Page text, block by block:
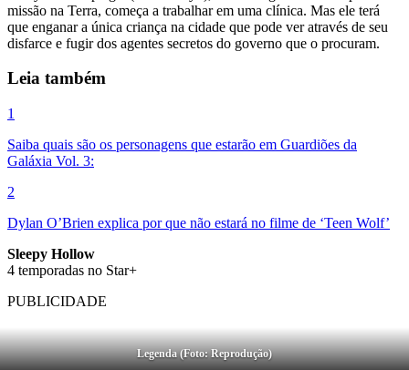
Legenda (Foto: Reprodução)
missão na Terra, começa a trabalhar em uma clínica. Mas ele terá
que enganar a única criança na cidade que pode ver através de seu
disfarce e fugir dos agentes secretos do governo que o procuram.
Leia também
1
Saiba quais são os personagens que estarão em Guardiões da
Galáxia Vol. 3:
2
Dylan O’Brien explica por que não estará no filme de ‘Teen Wolf’
Sleepy Hollow
4 temporadas no Star+
PUBLICIDADE